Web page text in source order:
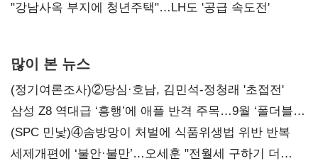
"강남사옥 부지에 청년주택"…LH도 '공급 속도전'
많이 본 뉴스
(정기여론조사)②당심·호남, 김민석-정청래 '초접전'
삼성 Z8 역대급 ‘흥행’에 애플 반격 주목…9월 ‘폴더블
대전’
(SPC 민낯)④솜방망이 처벌에 식품위생법 위반 반복
세제개편에 ‘불안·불만’…오세훈 "전월세 구하기 더